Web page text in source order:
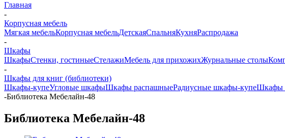
Главная
-
Корпусная мебель
Мягкая мебельКорпусная мебельДетскаяСпальняКухняРаспродажа
-
Шкафы
ШкафыСтенки, гостиныеСтелажиМебель для прихожихЖурнальные столы
-
Шкафы для книг (библиотеки)
Шкафы-купеУгловые шкафыШкафы распашныеРадиусные шкафы-купеШкафы
-Библиотека Мебелайн-48
Библиотека Мебелайн-48